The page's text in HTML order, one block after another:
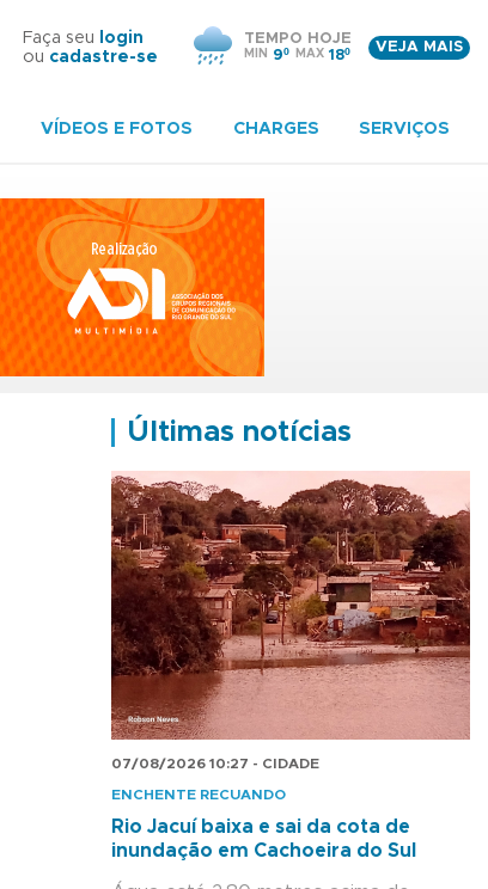
Faça seu
login
ou cadastre-se
TEMPO HOJE
MIN 9º MAX 18º
VEJA MAIS
VÍDEOS E FOTOS CHARGES SERVIÇOS
Últimas notícias
07/08/2026 10:27 - CIDADE
ENCHENTE RECUANDO
Rio Jacuí baixa e sai da cota de
inundação em Cachoeira do Sul